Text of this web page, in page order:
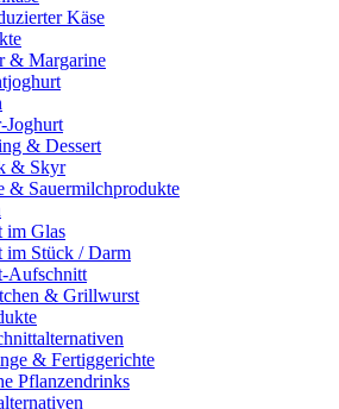
Käse
& Margarine
Joghurt
& Dessert
& Skyr
& Sauermilchprodukte
im Glas
im Stück / Darm
Aufschnitt
& Grillwurst
& Fertiggerichte
Pflanzendrinks